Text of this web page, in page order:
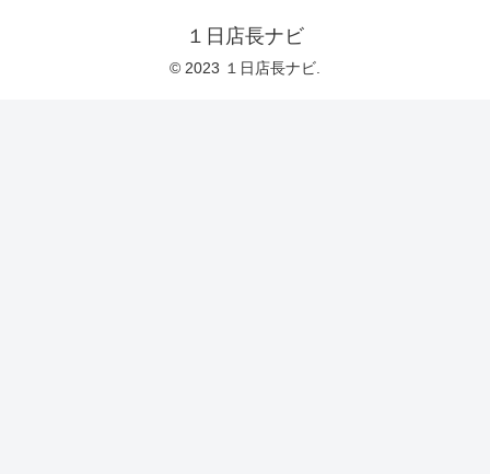
１日店長ナビ
© 2023 １日店長ナビ.